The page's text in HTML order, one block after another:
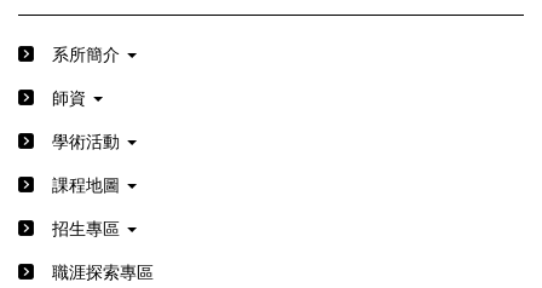
系所簡介
師資
學術活動
課程地圖
招生專區
職涯探索專區